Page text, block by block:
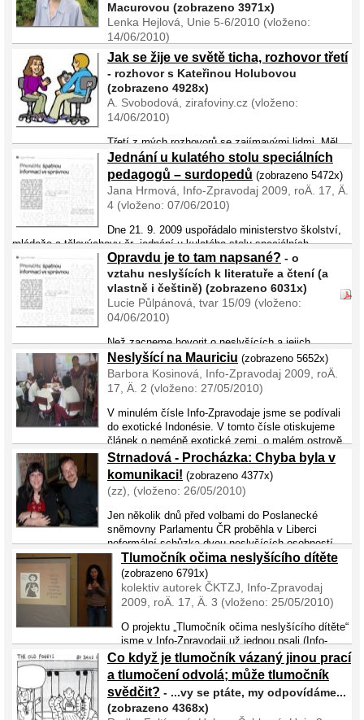
Macurovou (zobrazeno 3971x)
Lenka Hejlová, Unie 5-6/2010 (vloženo:
14/06/2010)
S ohledem na bouřlivé reakce neslyšících na úvodník prezidenta ČUN
pana Ladislava Bojara v UNII 3–4/2010 jsme se rozhodli oslovit vpravdě
osobnost dle našeho názoru nestrannou, nezaujatou, s neutrálním
pohledem na tuto situaci, avšak ...
Jak se žije ve světě ticha, rozhovor třetí
- rozhovor s Kateřinou Holubovou
(zobrazeno 4928x)
A. Svobodová, zirafoviny.cz (vloženo:
14/06/2010)
Třetí z mých rozhovorů se zajímavými lidmi. Měl
být již vlastně čtvrtý, ale ta, se kterou jsem si povídala minule, mi ještě
nedala souhlas a tak jej nemohu publikovat. Je to již přes půl roku,
takže jej asi nedostanu. Ve všech p� ...
Jednání u kulatého stolu speciálních
pedagogů – surdopedů (zobrazeno 5472x)
Jana Hrmová, Info-Zpravodaj 2009, roÄ. 17, Ä.
4 (vloženo: 07/06/2010)
Dne 21. 9. 2009 uspořádalo ministerstvo školství,
mládeže a tělovýchovy čr „jednání u kulatého stolu speciálních
pedagogů – surdopedů“. V následujícím článku přinášíme
nejzajímavější informace, které ...
Opravdu je to tam napsané? - o
vztahu neslyšících k literatuře a čtení (a
vlastně i češtině) (zobrazeno 6031x)
Lucie Půlpánová, tvar 15/09 (vloženo:
04/06/2010)
Než zacneme hovorit o neslyšících a jejich
prístupu k literature, zopakujme si neco o funkci písemnictví
samého – snad je to na stránkách literárního casopisu ponekud
troufalé, ale specificnost spolecenského postavení neslyšíc ...
Neslyšící na Mauriciu (zobrazeno 5652x)
Barbora Kosinová, Info-Zpravodaj 2009, roÄ.
17, Ä. 2 (vloženo: 27/05/2010)
V minulém čísle Info-Zpravodaje jsme se podívali
do exotické Indonésie. V tomto čísle otiskujeme
článek o neméně exotické zemi, o malém ostrově
Mauricius, který se nachází uprostřed Indického oceánu. Tam se v ...
Strnadová - Procházka: Chyba byla v
komunikaci! (zobrazeno 4377x)
(zz), (vloženo: 26/05/2010)
Jen několik dnů před volbami do Poslanecké
sněmovny Parlamentu ČR proběhla v Liberci
neformální schůzka dvou neslyšících osobností.
V neobvyklém, lehce industriálním prostředí restaurace La Fabrika, se
na neformální sch ...
Tlumočník očima neslyšícího dítěte
(zobrazeno 6791x)
kolektiv autorek ČKTZJ, Info-Zpravodaj
2009, roÄ. 17, Ä. 3 (vloženo: 25/05/2010)
O projektu „Tlumočník očima neslyšícího dítěte“
jsme v Info-Zpravodaji už jednou psali (Info-
Zpravodaj 4/2003). Protože jde však o téma pro neslyšící děti hodně
důležité, rádi o projektu napíšeme ještě jed ...
Co když je tlumočník vázaný jinou prací
a tlumočení odvolá; může tlumočník
svědčit? - ...vy se ptáte, my odpovídáme...
(zobrazeno 4368x)